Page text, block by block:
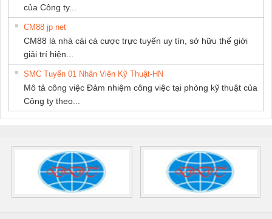
của Công ty...
CM88 jp net
CM88 là nhà cái cá cược trực tuyến uy tín, sở hữu thế giới
giải trí hiện...
SMC Tuyển 01 Nhân Viên Kỹ Thuật-HN
Mô tả công việc Đảm nhiệm công việc tại phòng kỹ thuật của
Công ty theo...